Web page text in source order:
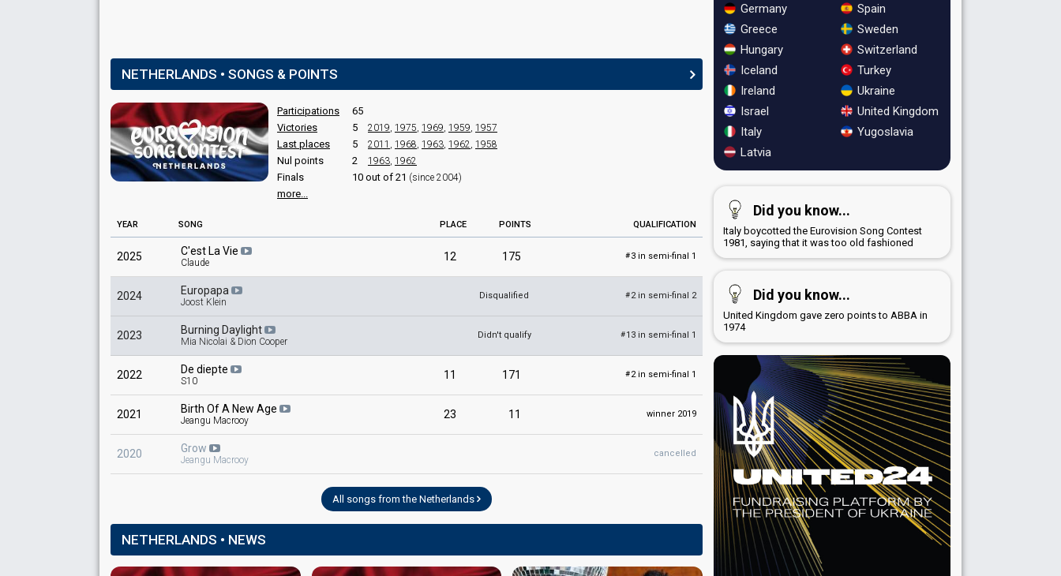
NETHERLANDS • SONGS & POINTS
Participations
65
Victories
5 2019, 1975, 1969, 1959, 1957
Last places 5 2011 , 1968, 1963, 1962, 1958
Nul points 2 1963, 1962
Finals 10 out of 21 (since 2004)
more...
YEAR SONG PLACE POINTS QUALIFICATION
2025 C'est La Vie
Claude 12 175 #3 in semi-final 1
2024 Europapa
Joost Klein
Disqualified #2 in semi-final 2
2023 Burning Daylight
Mia Nicolai & Dion Cooper
Didn't qualify #13 in semi-final 1
2022 De diepte
S10 11 171 #2 in semi-final 1
2021 Birth Of A New Age
Jeangu Macrooy 23 11 winner 2019
2020 Grow
Jeangu Macrooy
cancelled
All songs from the Netherlands
NETHERLANDS • NEWS
Germany
Greece
Hungary
Iceland
Ireland
Israel
Italy
Latvia
Spain
Sweden
Switzerland
Turkey
Ukraine
United Kingdom
Yugoslavia
Did you know...
Italy boycotted the Eurovision Song Contest
1981, saying that it was too old fashioned
Did you know...
United Kingdom gave zero points to ABBA in
1974